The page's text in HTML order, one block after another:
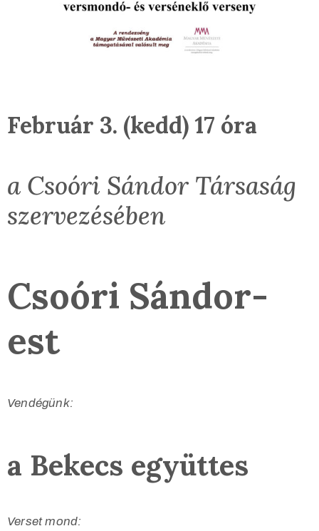
Február 3. (kedd) 17 óra
a Csoóri Sándor Társaság
szervezésében
Csoóri Sándor-
est
Vendégünk:
a Bekecs együttes
Verset mond: